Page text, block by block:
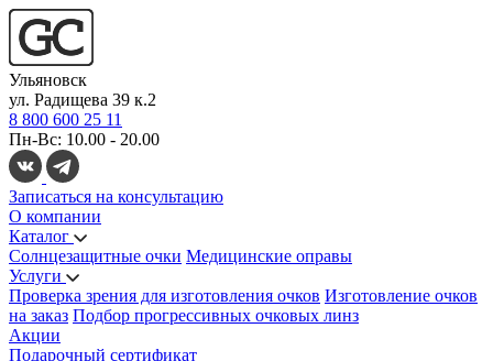
Ульяновск
ул. Радищева 39 к.2
8 800 600 25 11
Пн-Вс: 10.00 - 20.00
Записаться на консультацию
О компании
Каталог
Солнцезащитные очки Медицинские оправы
Услуги
Проверка зрения для изготовления очков Изготовление очков
на заказ Подбор прогрессивных очковых линз
Акции
Подарочный сертификат